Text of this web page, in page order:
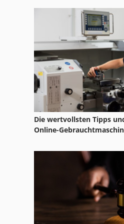
Schlitz Und Zapfenmaschine
Schuhmachermaschine
Die wertvollsten Tipps
Online-